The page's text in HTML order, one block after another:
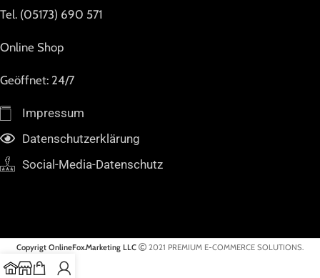
Tel. (05173) 690 571
Online Shop
Geöffnet: 24/7
Impressum
Datenschutzerklärung
Social-Media-Datenschutz
Copyrigt OnlineFox.Marketing LLC 2021 PREMIUM E-COMMERCE SOLUTIONS.